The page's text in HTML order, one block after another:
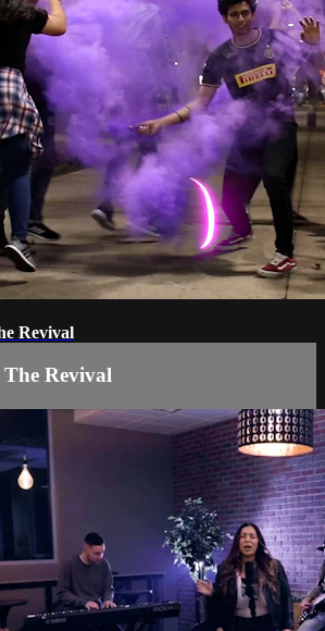
Revival
The Revival